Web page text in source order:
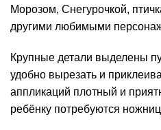
Морозом, Снегурочкой,
другими любимыми
Крупные детали выделены
удобно вырезать и
аппликаций плотный и
ребёнку потребуются